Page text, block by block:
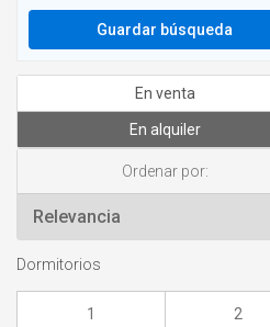
Guardar búsqueda
En venta
En alquiler
Ordenar por:
Dormitorios
1 2